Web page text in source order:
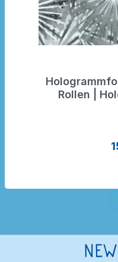
Rollen |